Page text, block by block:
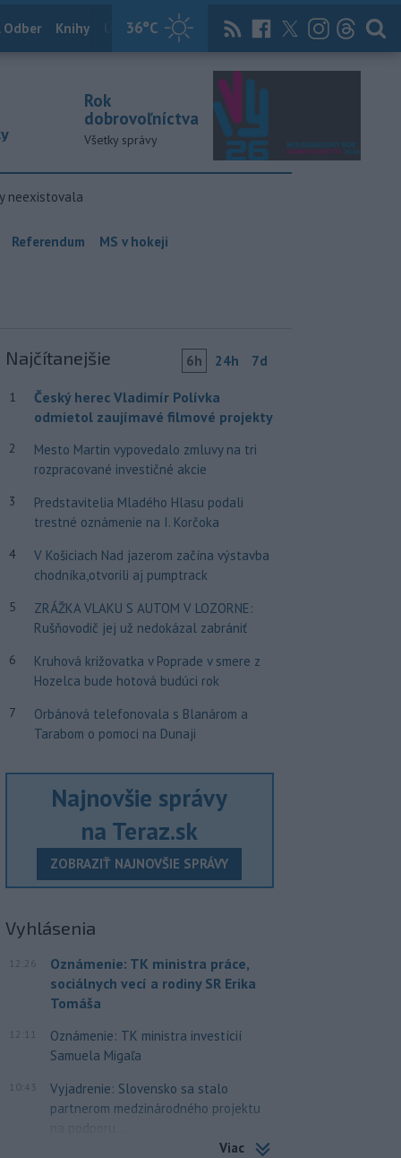
36°C
Odber Knihy Útulkovo Magazín News Now Archív
Rok
dobrovoľníctva
Všetky správy
neexistovala
Referendum MS v hokeji
Najčítanejšie 6h 24h 7d
1
Český herec Vladimír Polívka
odmietol zaujímavé filmové projekty
2
Mesto Martin vypovedalo zmluvy na tri
rozpracované investičné akcie
3
Predstavitelia Mladého Hlasu podali
trestné oznámenie na I. Korčoka
4
V Košiciach Nad jazerom začína výstavba
chodníka,otvorili aj pumptrack
5
ZRÁŽKA VLAKU S AUTOM V LOZORNE:
Rušňovodič jej už nedokázal zabrániť
6
Kruhová križovatka v Poprade v smere z
Hozelca bude hotová budúci rok
7
Orbánová telefonovala s Blanárom a
Tarabom o pomoci na Dunaji
Najnovšie správy
na Teraz.sk
ZOBRAZIŤ NAJNOVŠIE SPRÁVY
Vyhlásenia
12:26
Oznámenie: TK ministra práce,
sociálnych vecí a rodiny SR Erika
Tomáša
12:11
Oznámenie: TK ministra investícií
Samuela Migaľa
10:43
Vyjadrenie: Slovensko sa stalo
partnerom medzinárodného projektu
na podporu...
Viac